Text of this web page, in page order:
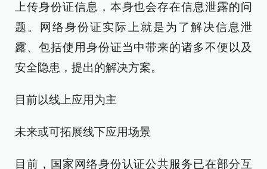
上传身份证信息，本身也会存在信息泄露的问
题。网络身份证实际上就是为了解决信息泄
露、包括使用身份证当中带来的诸多不便以及
安全隐患，提出的解决方案。
目前以线上应用为主
未来或可拓展线下应用场景
目前，国家网络身份认证公共服务已在部分互